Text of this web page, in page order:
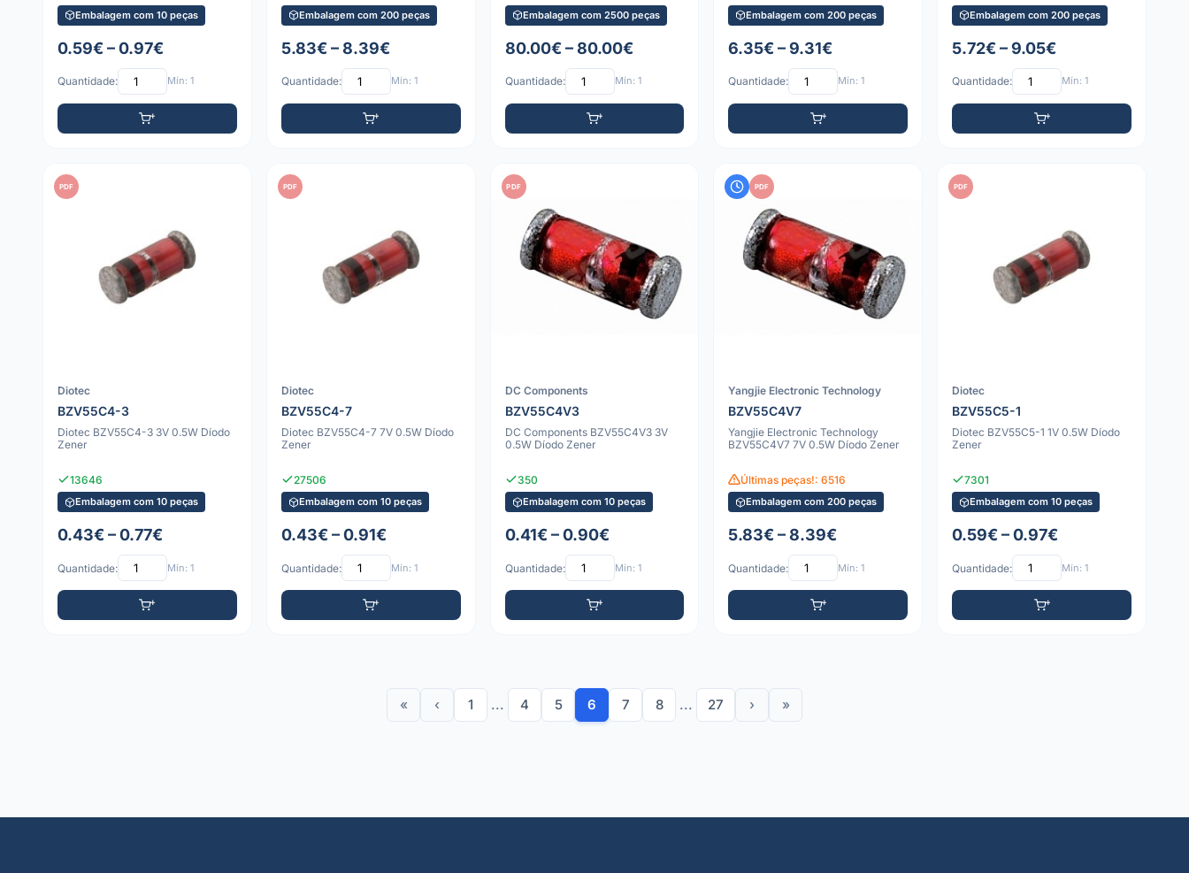
Embalagem com 10 peças
0.59€ – 0.97€
Quantidade: Mín: 1
Embalagem com 200 peças
5.83€ – 8.39€
Quantidade: Mín: 1
Embalagem com 2500 peças
80.00€ – 80.00€
Quantidade: Mín: 1
Embalagem com 200 peças
6.35€ – 9.31€
Quantidade: Mín: 1
Embalagem com 200 peças
5.72€ – 9.05€
Quantidade: Mín: 1
PDF
Diotec
BZV55C4-3
Diotec BZV55C4-3 3V 0.5W Díodo
Zener
13646
Embalagem com 10 peças
0.43€ – 0.77€
Quantidade: Mín: 1
PDF
Diotec
BZV55C4-7
Diotec BZV55C4-7 7V 0.5W Díodo
Zener
27506
Embalagem com 10 peças
0.43€ – 0.91€
Quantidade: Mín: 1
PDF
DC Components
BZV55C4V3
DC Components BZV55C4V3 3V
0.5W Díodo Zener
350
Embalagem com 10 peças
0.41€ – 0.90€
Quantidade: Mín: 1
PDF
Yangjie Electronic Technology
BZV55C4V7
Yangjie Electronic Technology
BZV55C4V7 7V 0.5W Díodo Zener
Últimas peças!: 6516
Embalagem com 200 peças
5.83€ – 8.39€
Quantidade: Mín: 1
PDF
Diotec
BZV55C5-1
Diotec BZV55C5-1 1V 0.5W Díodo
Zener
7301
Embalagem com 10 peças
0.59€ – 0.97€
Quantidade: Mín: 1
« ‹ 1 ... 4 5 6 7 8 ... 27 › »